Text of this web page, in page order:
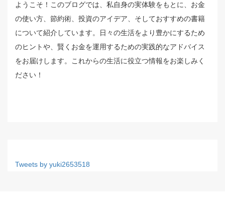
ようこそ！このブログでは、私自身の実体験をもとに、お金
の使い方、節約術、投資のアイデア、そしておすすめの書籍
について紹介しています。日々の生活をより豊かにするため
のヒントや、賢くお金を運用するための実践的なアドバイス
をお届けします。これからの生活に役立つ情報をお楽しみく
ださい！
Tweets by yuki2653518